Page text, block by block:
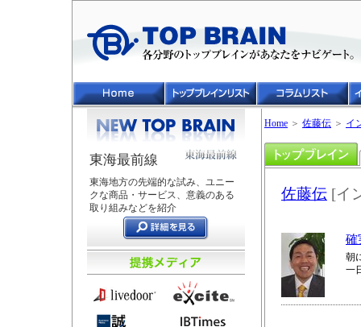
東海最前線
東海地方の先端的な試み、ユニー
クな商品・サービス、意義のある
取り組みなどを紹介
Home ＞ 佐藤伝 ＞ イ
佐藤伝 [イ
確
朝
一